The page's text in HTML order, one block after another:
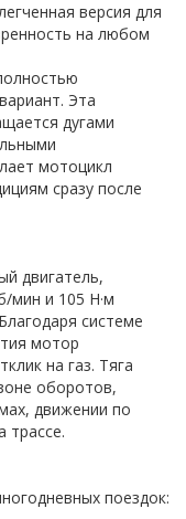
версия для
на любом
Эта
дугами
мотоцикл
сразу после
двигатель,
мин и 105 Н·м
системе
мотор
на газ. Тяга
оборотов,
движении по
трассе.
поездок: